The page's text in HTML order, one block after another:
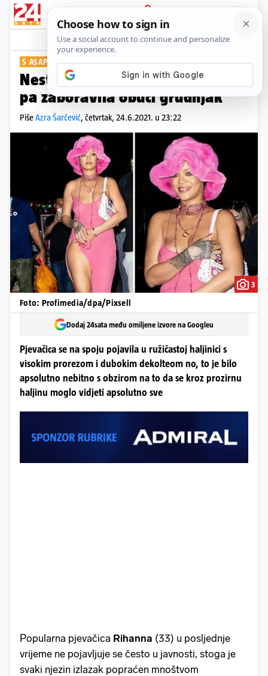
PRIJAVA
Show Komentari
S A$AP ROCKYJEM
Nestašna Riri krenula na spoj
pa zaboravila obući grudnjak
PišeAzra Šarčević, četvrtak, 24.6.2021. u 23:22
3
Foto: Profimedia/dpa/Pixsell
Dodaj 24sata među omiljene izvore na Googleu
Pjevačica se na spoju pojavila u ružičastoj haljinici s
visokim prorezom i dubokim dekolteom no, to je bilo
apsolutno nebitno s obzirom na to da se kroz prozirnu
haljinu moglo vidjeti apsolutno sve
Popularna pjevačica Rihanna (33) u posljednje
vrijeme ne pojavljuje se često u javnosti, stoga je
svaki njezin izlazak popraćen mnoštvom